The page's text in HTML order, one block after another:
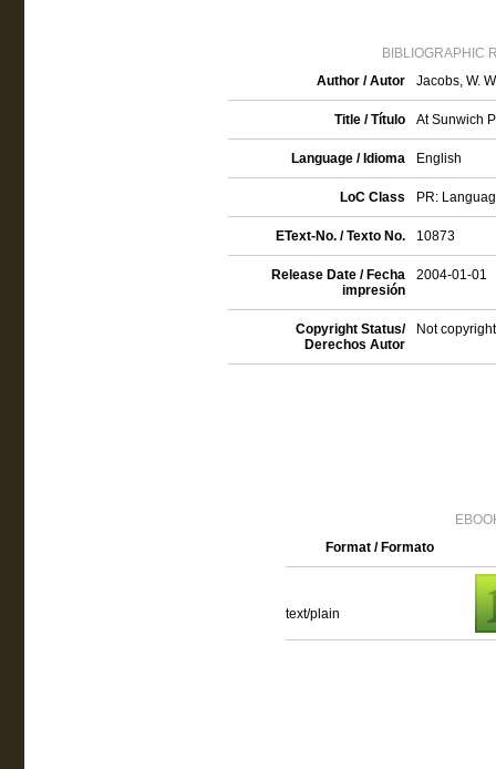
BIBLIOGRAPHIC
Author / Autor
Jacobs, W.
Title / Título At Sunwich
Language / Idioma English
LoC Class PR:
EText-No. / Texto No. 10873
Release Date / Fecha
impresión
2004-01-01
Copyright Status/
Derechos Autor
Not
Format / Formato
text/plain